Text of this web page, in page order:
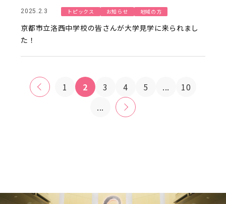
2025.2.3 トピックス お知らせ 地域の方
京都市立洛西中学校の皆さんが大学見学に来られまし
た！
« 1 2 3 4 5 ...
10
...
»